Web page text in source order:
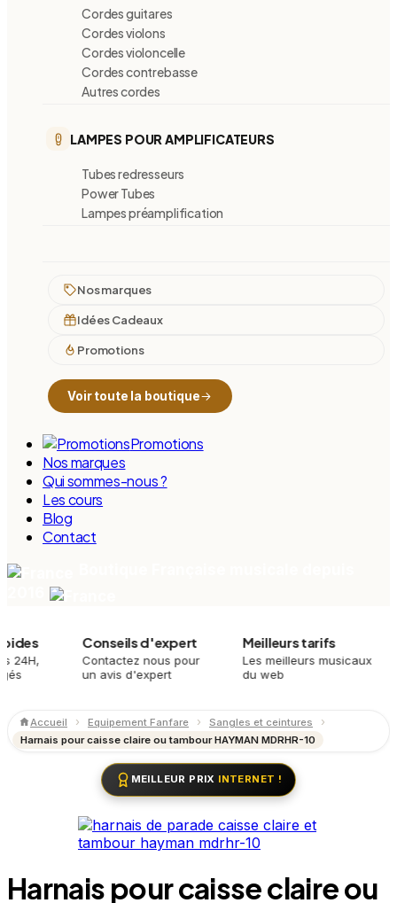
Cordes guitares
Cordes violons
Cordes violoncelle
Cordes contrebasse
Autres cordes
LAMPES POUR AMPLIFICATEURS
Tubes redresseurs
Power Tubes
Lampes préamplification
Nos marques
Idées Cadeaux
Promotions
Voir toute la boutique
Promotions
Nos marques
Qui sommes-nous ?
Les cours
Blog
Contact
Conseils d'expert
Contactez nous pour
un avis d'expert
Meilleurs tarifs
Les meilleurs musicaux
du web
Accueil Equipement Fanfare
Sangles et ceintures
Harnais pour caisse claire ou tambour HAYMAN MDRHR-10
MEILLEUR PRIX INTERNET !
Harnais pour caisse claire ou